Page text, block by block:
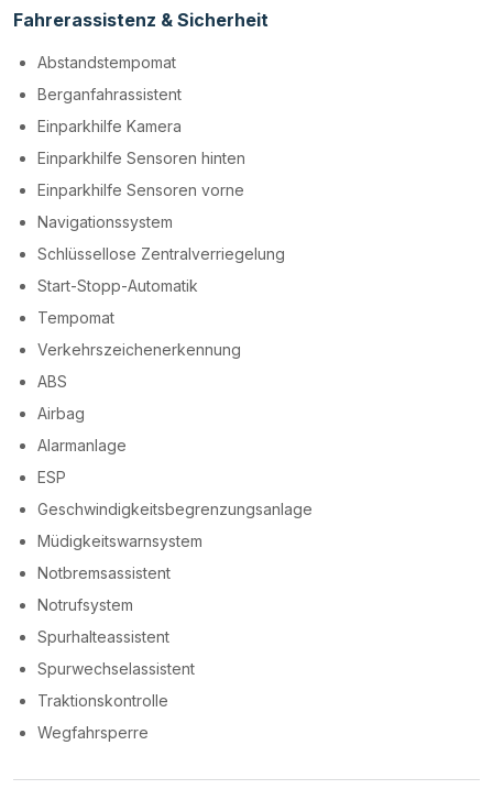
Fahrerassistenz & Sicherheit
Abstandstempomat
Berganfahrassistent
Einparkhilfe Kamera
Einparkhilfe Sensoren hinten
Einparkhilfe Sensoren vorne
Navigationssystem
Schlüssellose Zentralverriegelung
Start-Stopp-Automatik
Tempomat
Verkehrszeichenerkennung
ABS
Airbag
Alarmanlage
ESP
Geschwindigkeitsbegrenzungsanlage
Müdigkeitswarnsystem
Notbremsassistent
Notrufsystem
Spurhalteassistent
Spurwechselassistent
Traktionskontrolle
Wegfahrsperre